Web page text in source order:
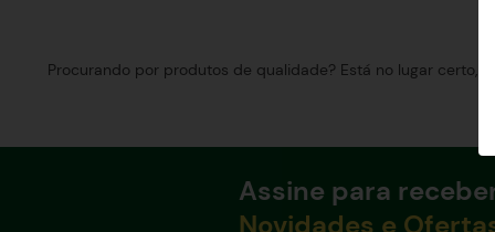
Procurando por produtos de qualidade? Está no lugar certo,
Assine para
Novidades e